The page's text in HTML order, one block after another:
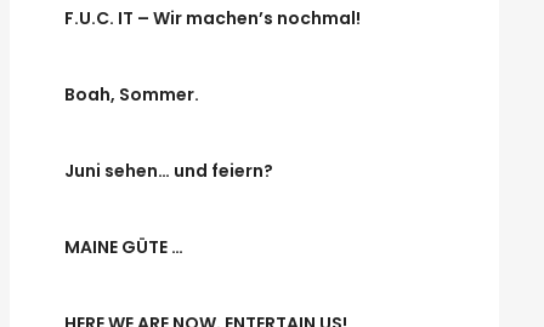
F.U.C. IT – Wir machen’s nochmal!
Boah, Sommer.
Juni sehen… und feiern?
MAINE GÜTE …